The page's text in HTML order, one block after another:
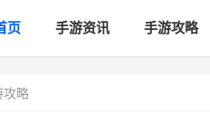
页 手游资讯 手游攻略
攻略